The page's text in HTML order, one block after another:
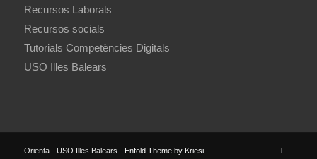
Recursos Laborals
Recursos socials
Tutorials Competències Digitals
USO Illes Balears
Orienta - USO Illes Balears - Enfold Theme by Kriesi